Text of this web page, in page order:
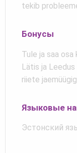
tekib
Бонусы
Tule ja saa
Lätis ja
riiete
Языковые
Эстонский